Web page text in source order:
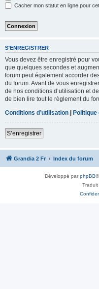
Cacher mon statut en ligne pour
S’ENREGISTRER
Vous devez être enregistré pour
que quelques secondes et
forum peut également accorder
du forum. Avant de vous
de nos conditions d’utilisation et
de bien lire tout le règlement du
Conditions d’utilisation | Politique
S’enregistrer
Grandia 2 Fr Index du forum
Développé parphpBB